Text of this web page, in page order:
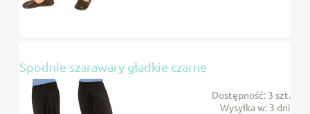
Spodnie szarawary gładkie czarne
Dostępność: 3 szt.
Wysyłka w: 3 dni